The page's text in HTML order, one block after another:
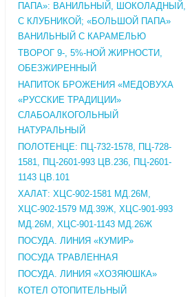
ПАПА»: ВАНИЛЬНЫЙ, ШОКОЛАДНЫЙ,
С КЛУБНИКОЙ; «БОЛЬШОЙ ПАПА»
ВАНИЛЬНЫЙ С КАРАМЕЛЬЮ
ТВОРОГ 9-, 5%-НОЙ ЖИРНОСТИ,
ОБЕЗЖИРЕННЫЙ
НАПИТОК БРОЖЕНИЯ «МЕДОВУХА
«РУССКИЕ ТРАДИЦИИ»
СЛАБОАЛКОГОЛЬНЫЙ
НАТУРАЛЬНЫЙ
ПОЛОТЕНЦЕ: ПЦ-732-1578, ПЦ-728-
1581, ПЦ-2601-993 ЦВ.236, ПЦ-2601-
1143 ЦВ.101
ХАЛАТ: ХЦС-902-1581 МД.26М,
ХЦС-902-1579 МД.39Ж, ХЦС-901-993
МД.26М, ХЦС-901-1143 МД.26Ж
ПОСУДА. ЛИНИЯ «КУМИР»
ПОСУДА ТРАВЛЕННАЯ
ПОСУДА. ЛИНИЯ «ХОЗЯЮШКА»
КОТЕЛ ОТОПИТЕЛЬНЫЙ